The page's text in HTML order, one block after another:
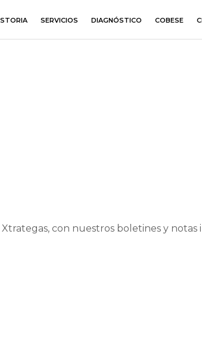
SERVICIOS DIAGNÓSTICO COBESE
con nuestros boletines y notas